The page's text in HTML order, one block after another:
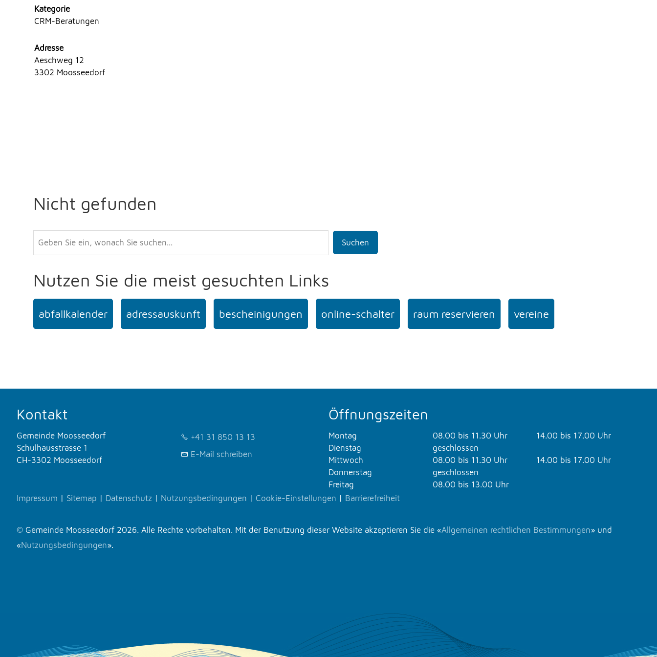
Kategorie
CRM-Beratungen
Adresse
Aeschweg 12
3302 Moosseedorf
Nicht gefunden
Suchen
Nutzen Sie die meist gesuchten Links
abfallkalender adressauskunft bescheinigungen online-schalter raum reservieren vereine
Kontakt
Gemeinde Moosseedorf
Schulhausstrasse 1
CH-3302 Moosseedorf
+41 31 850 13 13
E-Mail schreiben
Öffnungszeiten
Montag 08.00 bis 11.30 Uhr
14.00 bis 17.00 Uhr
Dienstag
geschlossen
Mittwoch
08.00 bis 11.30 Uhr
14.00 bis 17.00 Uhr
Donnerstag
geschlossen
Freitag
08.00 bis 13.00 Uhr
Impressum | Sitemap | Datenschutz | Nutzungsbedingungen | Cookie-Einstellungen | Barrierefreiheit
© Gemeinde Moosseedorf 2026. Alle Rechte vorbehalten. Mit der Benutzung dieser Website akzeptieren Sie die «Allgemeinen rechtlichen Bestimmungen» und
«Nutzungsbedingungen».